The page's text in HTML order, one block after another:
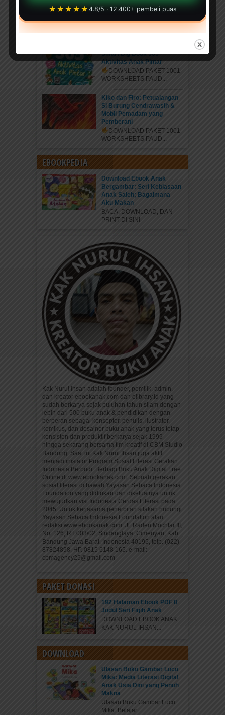
Mengenal Benda Panas,
WORKSHEETS PAUD...
Smart Big Book 365
Aktivitas Anak Pintar
DOWNLOAD PAKET 1001
WORKSHEETS PAUD...
Kiko dan Firo: Petualangan
Si Burung Cendrawasih &
Mobil Pemadam yang
Pemberani
DOWNLOAD PAKET 1001
WORKSHEETS PAUD...
EBOOKPEDIA
Download Ebook Anak
Bergambar: Seri Kebiasaan
Anak Saleh; Bagaimana
Aku Makan
BACA, DOWNLOAD, DAN
PRINT DI SINI
Kak Nurul Ihsan adalah founder, pemilik, admin,
dan kreator ebookanak.com dan elibrary.id yang
sudah berkarya sejak puluhan tahun silam dengan
lebih dari 500 buku anak & pendidikan dengan
berperan sebagai konseptor, penulis, ilustrator,
komikus, dan desainer buku anak yang terus tetap
konsisten dan produktif berkarya sejak 1999
hingga sekarang bersama tim kreatif di CBM Studio
Bandung. Saat ini Kak Nurul Ihsan juga aktif
menjadi inisiator Program Sosial Literasi Gerakan
Indonesia Berbudi: Berbagi Buku Anak Digital Free
Online di www.ebookanak.com. Sebuah gerakan
sosial literasi di bawah Yayasan Sebaca Indonesia
Foundation yang didirikan dan diketuainya untuk
mewujudkan visi Indonesia Cerdas Literasi pada
2045. Untuk kerjasama penerbitan silakan hubungi
Yayasan Sebaca Indonesia Foundation atau
redaksi www.ebookanak.com: Jl. Raden Mochtar III,
No. 126, RT 003/02, Sindanglaya, Cimenyan, Kab.
Bandung Jawa Barat, Indonesia 40195, telp. (022)
87824898, HP. 0815 6148 165. e-mail:
cbmagency25@gmail.com
PAKET DONASI
192 Halaman Ebook PDF 8
Judul Seri Fiqih Anak
DOWNLOAD EBOOK ANAK
KAK NURUL IHSAN...
DOWNLOAD
Ulasan Buku Gambar Lucu
Mika: Media Literasi Digital
Anak Usia Dini yang Penuh
Makna
Ulasan Buku Gambar Lucu
Mika: Belajar...
★★★★★ 4.8/5 · 12.400+ pembeli puas